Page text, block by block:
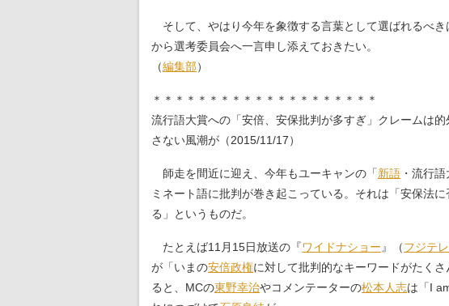
そして、やはり今年を象徴する言葉として選ばれるべ
から選考委員会へ一言申し添えておきたい。
（編集部）
＊＊＊＊＊＊＊＊＊＊＊＊＊＊＊＊＊＊＊＊
流行語大賞への「安倍、安保批判が多すぎ」クレームは
さない風潮が（2015/11/17）
師走を間近に迎え、今年もユーキャンの「新語 ・流行
ミネート語に批判が巻き起こっている。それは「安保法
る」というものだ。
たとえば11月15日放送の『ワイドナショー 』（フジテ
が「いまの安倍政権に対して批判的なキーワードがたく
ると、MCの東野幸治やコメンテーターの松本人志は「I